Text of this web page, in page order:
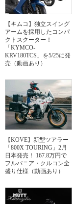
【キムコ】独立スイング
アームを採用したコンパ
クトスクーター！
「KYMCO-
KRV180TCS」を5/25に発
売（動画あり）
【KOVE】新型ツアラー
「800X TOURING」2月
日本発売！ 167.8万円で
フルパニア・クルコン全
盛り仕様（動画あり）